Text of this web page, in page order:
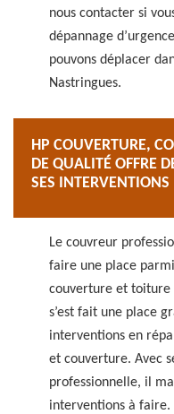
nous contacter si
dépannage
pouvons déplacer
Nastringues.
HP COUVERTURE,
DE QUALITÉ OFFRE
SES INTERVENTIONS
Le couvreur
faire une place
couverture et toiture
s’est fait une place
interventions en
et couverture. Avec
professionnelle, il
interventions à faire.